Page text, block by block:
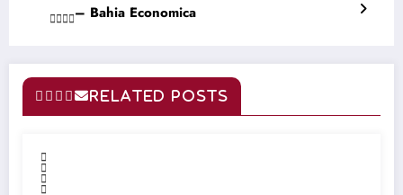
– Bahia Economica
RELATED POSTS